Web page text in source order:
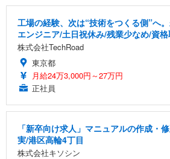
工場の経験、次は“技術をつくる側”へ
エンジニア/土日祝休み/残業少なめ/資
株式会社TechRoad
東京都
月給24万3,000円～27万円
正社員
「新卒向け求人」マニュアルの作成・
実/港区高輪4丁目
株式会社キソシン